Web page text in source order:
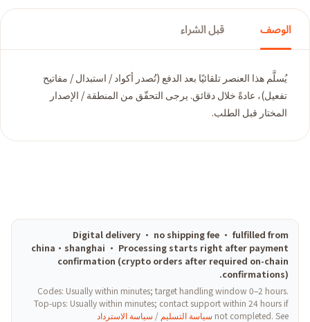
الوصف قبل الشراء
يُسلَّم هذا العنصر تلقائيًا بعد الدفع (تُصدر أكواد / استبدال / مفاتيح
تفعيل)، عادةً خلال دقائق. يرجى التحقّق من المنطقة / الإصدار
المختار قبل الطلب.
Digital delivery · no shipping fee · fulfilled from
china·shanghai · Processing starts right after payment
confirmation (crypto orders after required on-chain
confirmations).
Codes: Usually within minutes; target handling window 0–2 hours.
Top-ups: Usually within minutes; contact support within 24 hours if
not completed. See سياسة التسليم / سياسة الاسترداد